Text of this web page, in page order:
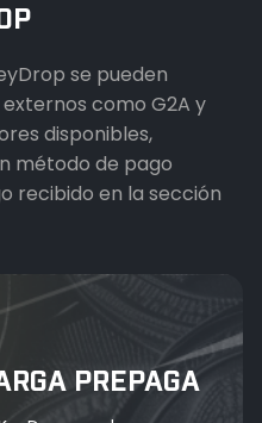
se pueden
como G2A y
disponibles,
método de pago
recibido en la sección
PREPAGA